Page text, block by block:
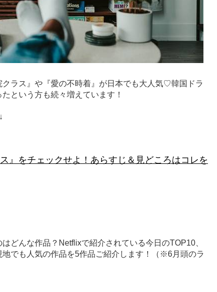
ラス』や『愛の不時着』が日本でも大人気♡韓国ドラ
という方も続々増えています！
』をチェックせよ！あらすじ＆見どころはコレを
どんな作品？Netflixで紹介されている今日のTOP10、
でも人気の作品を5作品ご紹介します！（※6月頭のラ